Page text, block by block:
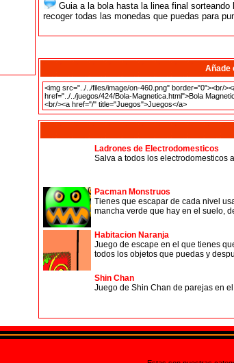
Guia a la bola hasta la linea final sorteando
recoger todas las monedas que puedas para
Añade
Ladrones de Electrodomesticos
Salva a todos los electrodomesticos
Pacman Monstruos
Tienes que escapar de cada nivel
mancha verde que hay en el suelo,
Habitacion Naranja
Juego de escape en el que tienes
todos los objetos que puedas y
Shin Chan
Juego de Shin Chan de parejas en